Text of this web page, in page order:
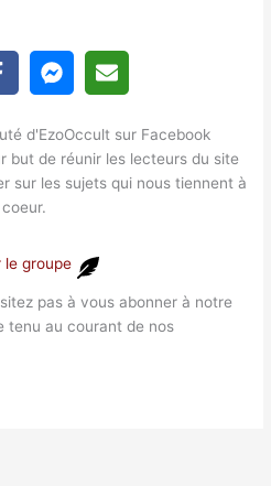
d'EzoOccult sur Facebook
but de réunir les lecteurs du site
sur les sujets qui nous tiennent à
coeur.
le groupe
pas à vous abonner à notre
tenu au courant de nos